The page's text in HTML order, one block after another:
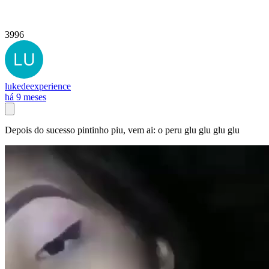
3996
lukedeexperience
há 9 meses
Depois do sucesso pintinho piu, vem ai: o peru glu glu glu glu